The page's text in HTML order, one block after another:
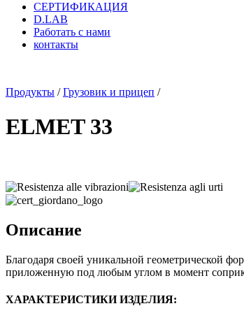
СЕРТИФИКАЦИЯ
D.LAB
Работать с нами
контакты
Продукты /Грузовик и прицеп /
ELMET 33
Описание
Благодаря своей уникальной геометрической
приложенную под любым углом в момент
ХАРАКТЕРИСТИКИ ИЗДЕЛИЯ: